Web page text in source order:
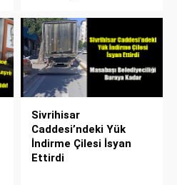
Sivrihisar
Caddesi’ndeki Yük
İndirme Çilesi İsyan
Ettirdi